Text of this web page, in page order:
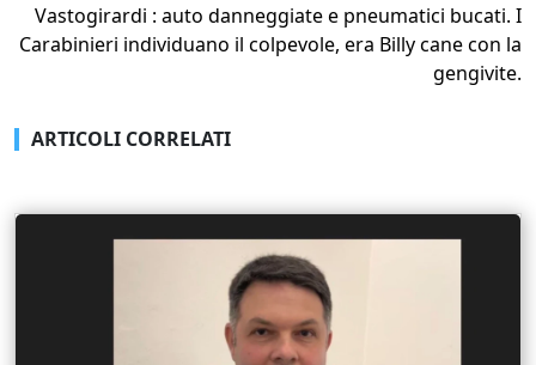
Vastogirardi : auto danneggiate e pneumatici bucati. I
Carabinieri individuano il colpevole, era Billy cane con la
gengivite.
ARTICOLI CORRELATI